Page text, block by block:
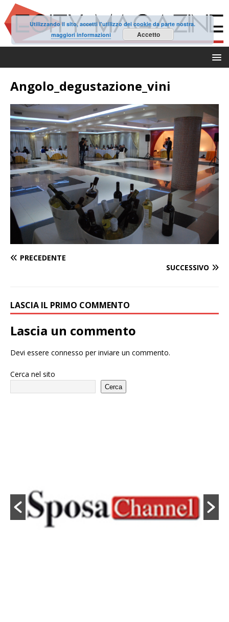
Angolo_degustazione_vini
PRECEDENTE
SUCCESSIVO
LASCIA IL PRIMO COMMENTO
Lascia un commento
Devi essere connesso per inviare un commento.
Cerca nel sito
Cerca
Utilizzando il sito, accetti l'utilizzo dei cookie da parte nostra.
maggiori informazioni
Accetto